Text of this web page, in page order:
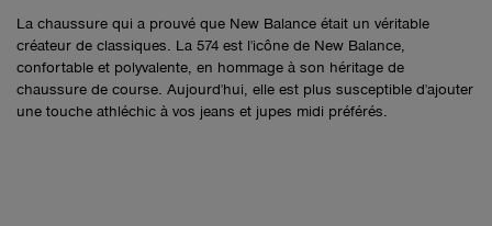
La chaussure qui a prouvé que New Balance était un véritable
créateur de classiques. La 574 est l'icône de New Balance,
confortable et polyvalente, en hommage à son héritage de
chaussure de course. Aujourd'hui, elle est plus susceptible d'ajouter
une touche athléchic à vos jeans et jupes midi préférés.